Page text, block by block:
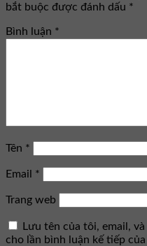
bắt buộc được đánh dấu *
Bình luận *
Tên *
Email *
Trang web
Lưu tên của tôi, email,
cho lần bình luận kế tiếp